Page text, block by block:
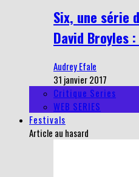
Six, une série
David Broyles
Audrey Efale
31 janvier 2017
Critique Series
WEB SERIES
Festivals
Article au hasard